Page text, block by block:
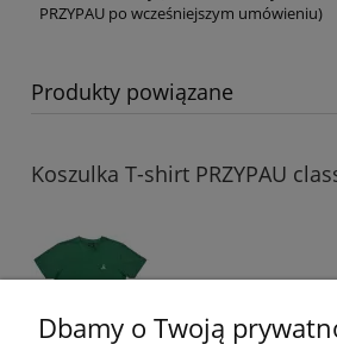
PRZYPAU po wcześniejszym umówieniu)
Produkty powiązane
Koszulka T-shirt PRZYPAU
Dbamy o Twoją